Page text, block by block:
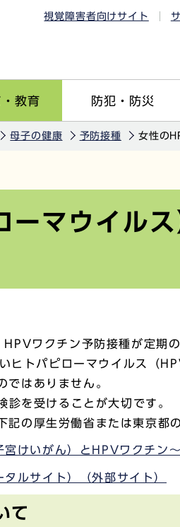
視覚障害者向けサイト
教育 防犯・防災
母子の健康 予防接種 女性の
ーマウイル
ワクチン予防接種が定期の
ヒトパピローマウイルス（
はありません。
診を受けることが大切です。
の厚生労働省または東京都
けいがん）とHPVワクチン
ルサイト）（外部サイト）
て